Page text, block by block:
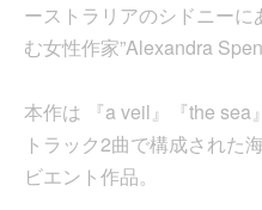
ーストラリアのシドニー
む女性作家”Alexandra
本作は 『a veil』『the sea
トラック2曲で構成された
ビエント作品。